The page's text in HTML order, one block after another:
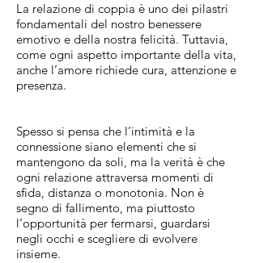
La relazione di coppia è uno dei pilastri
fondamentali del nostro benessere
emotivo e della nostra felicità. Tuttavia,
come ogni aspetto importante della vita,
anche l’amore richiede cura, attenzione e
presenza.
Spesso si pensa che l’intimità e la
connessione siano elementi che si
mantengono da soli, ma la verità è che
ogni relazione attraversa momenti di
sfida, distanza o monotonia. Non è
segno di fallimento, ma piuttosto
l’opportunità per fermarsi, guardarsi
negli occhi e scegliere di evolvere
insieme.